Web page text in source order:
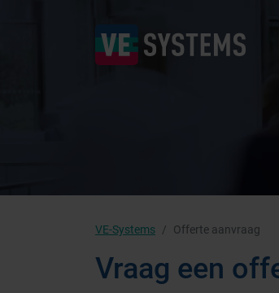
VE-Systems Offerte aanvraag
Vraag een